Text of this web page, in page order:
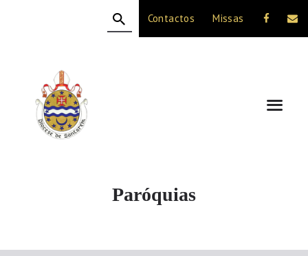
Contactos Missas
Paróquias
A DIOCESE
CELEBRAÇÃO
VIDA CRISTÃ
NOTÍCIAS